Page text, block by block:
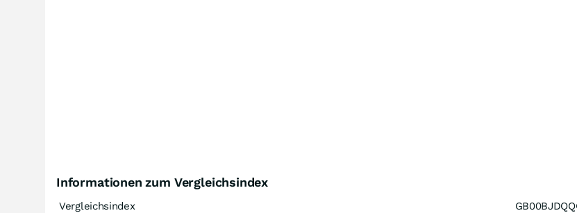
Informationen zum Vergleichsindex
Vergleichsindex